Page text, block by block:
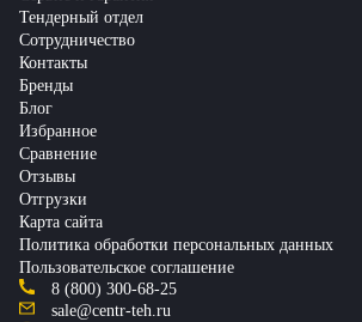
Тендерный отдел
Сотрудничество
Контакты
Бренды
Блог
Избранное
Сравнение
Отзывы
Отгрузки
Карта сайта
Политика обработки персональных данных
Пользовательское соглашение
8 (800) 300-68-25
sale@centr-teh.ru